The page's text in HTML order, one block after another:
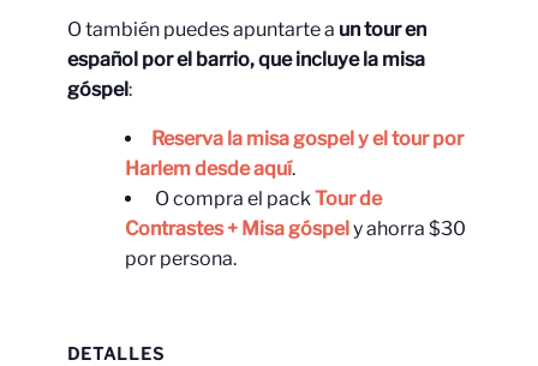
O también puedes apuntarte a un tour en
español por el barrio, que incluye la misa
góspel:
Reserva la misa gospel y el tour por
Harlem desde aquí.
O compra el packTour de
Contrastes + Misa góspely ahorra $30
por persona.
DETALLES